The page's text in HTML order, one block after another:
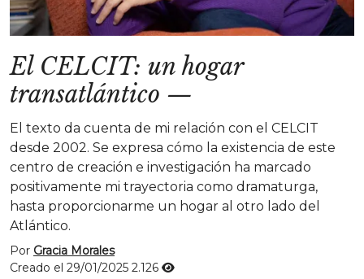
El CELCIT: un hogar
transatlántico —
El texto da cuenta de mi relación con el CELCIT
desde 2002. Se expresa cómo la existencia de este
centro de creación e investigación ha marcado
positivamente mi trayectoria como dramaturga,
hasta proporcionarme un hogar al otro lado del
Atlántico.
Por Gracia Morales
Creado el 29/01/2025 2.126